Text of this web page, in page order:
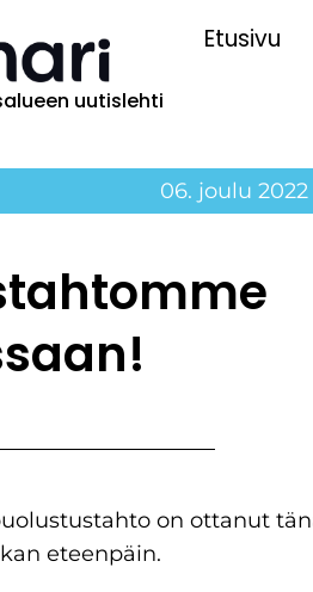
uutislehti
Etusivu
06. joulu 2022
on ottanut
eteenpäin.